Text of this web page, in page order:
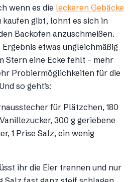
wenn es die leckeren Gebäcke
kaufen gibt, lohnt es sich in
Backofen anzuschmeißen.
etwas ungleichmäßig
Stern eine Ecke fehlt – mehr
Probiermöglichkeiten für die
so geht’s:
für Plätzchen, 180
300 g geriebene
1 Prise Salz, ein wenig
ihr die Eier trennen und nur